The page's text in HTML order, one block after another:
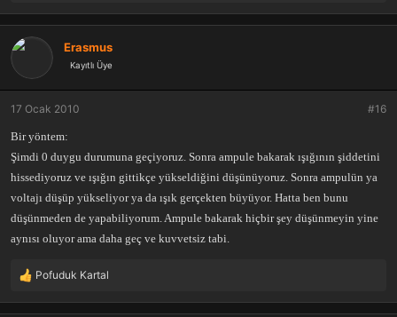
p
k
l
e
r
Erasmus
Kayıtlı Üye
17 Ocak 2010 #16
Bir yöntem:
Şimdi 0 duygu durumuna geçiyoruz. Sonra ampule bakarak ışığının şiddetini
hissediyoruz ve ışığın gittikçe yükseldiğini düşünüyoruz. Sonra ampulün ya
voltajı düşüp yükseliyor ya da ışık gerçekten büyüyor. Hatta ben bunu
düşünmeden de yapabiliyorum. Ampule bakarak hiçbir şey düşünmeyin yine
aynısı oluyor ama daha geç ve kuvvetsiz tabi.
T
p
Pofuduk Kartal